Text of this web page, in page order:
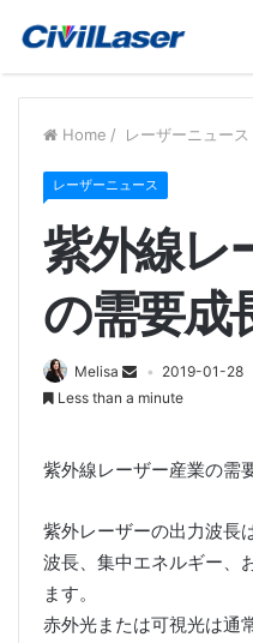
Home / レーザーニュース
レーザーニュース
紫外線レ
の需要成
Melisa 2019-01-28
Less than a minute
紫外線レーザー産業の需
紫外レーザーの出力波長
波長、集中エネルギー、
ます。
赤外光または可視光は通